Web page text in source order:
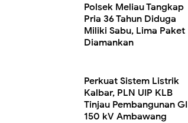
Polsek Meliau Tangkap
Pria 36 Tahun Diduga
Miliki Sabu, Lima Paket
Diamankan
Perkuat Sistem Listrik
Kalbar, PLN UIP KLB
Tinjau Pembangunan GI
150 kV Ambawang